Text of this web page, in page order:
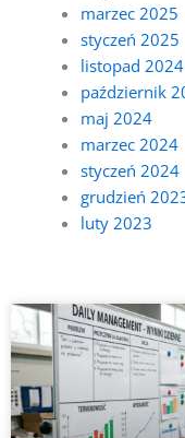
marzec 2025
styczeń 2025
listopad 2024
październik
maj 2024
marzec 2024
styczeń 2024
grudzień
luty 2023
Strona
StronaStronaStronaStrona